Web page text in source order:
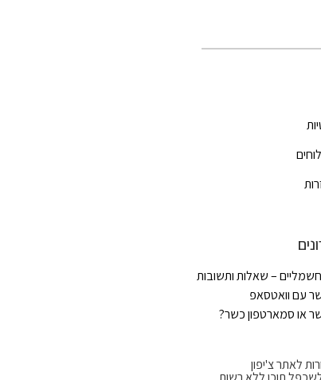
חשמליים – שאלות ותשובות
עם וואטסאפ
או סמארטפון כשר?
לאתר צ'יפון